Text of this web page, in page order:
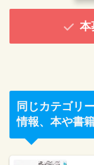
本
同じカテゴリ
情報、本や書